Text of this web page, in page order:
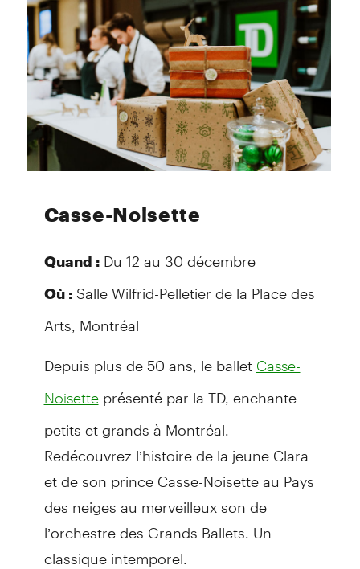
Casse-Noisette
Quand :Du 12 au 30 décembre
Où :Salle Wilfrid-Pelletier de la Place des
Arts, Montréal
Depuis plus de 50 ans, le ballet Casse-
Noisetteprésenté par la TD, enchante
petits et grands à Montréal.
Redécouvrez l’histoire de la jeune Clara
et de son prince Casse-Noisette au Pays
des neiges au merveilleux son de
l’orchestre des Grands Ballets. Un
classique intemporel.